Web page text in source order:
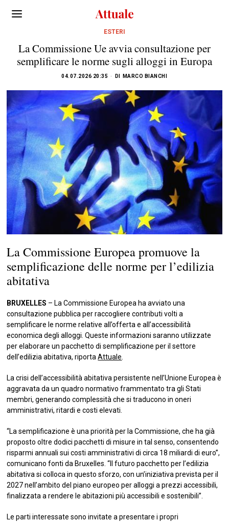
ESTERI
La Commissione Ue avvia consultazione per
semplificare le norme sugli alloggi in Europa
04.07.2026 20:35 DI MARCO BIANCHI
La Commissione Europea promuove la
semplificazione delle norme per l’edilizia
abitativa
BRUXELLES – La Commissione Europea ha avviato una
consultazione pubblica per raccogliere contributi volti a
semplificare le norme relative all’offerta e all’accessibilità
economica degli alloggi. Queste informazioni saranno utilizzate
per elaborare un pacchetto di semplificazione per il settore
dell’edilizia abitativa, riportaAttuale
La crisi dell’accessibilità abitativa persistente nell’Unione Europea è
aggravata da un quadro normativo frammentato tra gli Stati
membri, generando complessità che si traducono in oneri
amministrativi, ritardi e costi elevati.
“La semplificazione è una priorità per la Commissione, che ha già
proposto oltre dodici pacchetti di misure in tal senso, consentendo
risparmi annuali sui costi amministrativi di circa 18 miliardi di euro”,
comunicano fonti da Bruxelles. “Il futuro pacchetto per l’edilizia
abitativa si colloca in questo sforzo, con un’iniziativa prevista per il
2027 nell’ambito del piano europeo per alloggi a prezzi accessibili,
finalizzata a rendere le abitazioni più accessibili e sostenibili”.
Le parti interessate sono invitate a presentare i propri